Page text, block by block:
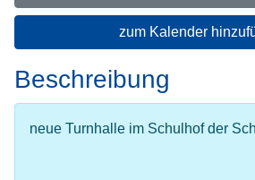
zum Kalender
Beschreibung
neue Turnhalle im Schulhof der